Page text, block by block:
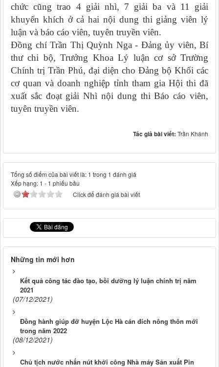
chức cũng trao 4 giải nhì, 7 giải ba và 11 giải
khuyến khích ở cả hai nội dung thi giảng viên lý
luận và báo cáo viên, tuyên truyền viên.
Đồng chí Trần Thị Quỳnh Nga - Đảng ủy viên, Bí
thư chi bộ, Trưởng Khoa Lý luận cơ sở Trường
Chính trị Trần Phú, đại diện cho Đảng bộ Khối các
cơ quan và doanh nghiệp tỉnh tham gia Hội thi đã
xuất sắc đoạt giải Nhì nội dung thiBáo cáo viên,
tuyên truyền viên.
Tác giả bài viết: Trần Khánh
Tổng số điểm của bài viết là: 1 trong 1 đánh giá
Xếp hạng: 1 - 1 phiếu bầu
Click để đánh giá bài viết
Những tin mới hơn
Kết quả công tác đào tạo, bồi dưỡng lý luận chính trị năm
2021
(07/12/2021)
Đồng hành giúp đỡ huyện Lộc Hà cán đích nông thôn mới
trong năm 2022
(08/12/2021)
Chủ tịch nước nhấn nút khởi công Nhà máy Sản xuất Pin